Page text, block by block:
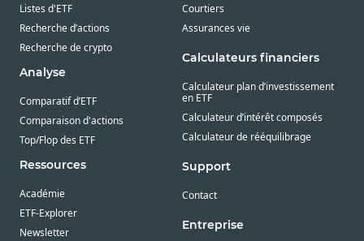
Listes d'ETF
Recherche d’actions
Recherche de crypto
Analyse
Comparatif d’ETF
Comparaison d'actions
Top/Flop des ETF
Ressources
Académie
ETF-Explorer
Newsletter
Courtiers
Assurances vie
Calculateurs financiers
Calculateur plan d’investissement
en ETF
Calculateur d’intérêt composés
Calculateur de rééquilibrage
Support
Contact
Entreprise